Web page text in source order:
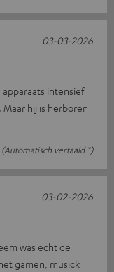
apparaats intensief
hij is herboren
(Automatisch vertaald *)
03-03-2026
was echt de
gamen, musick
03-02-2026